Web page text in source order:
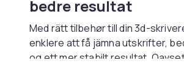
bedre resultat
Med rätt tilbehør till din 3d-
enklere att få jämna utskrifter,
og ett mer stabilt resultat.